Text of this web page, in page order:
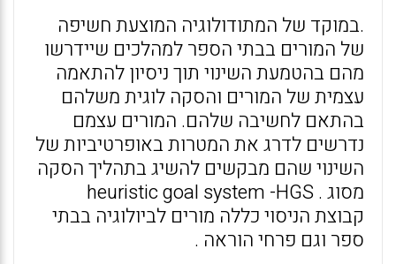
.במוקד של המתודולוגיה המוצעת חשיפה
של המורים בבתי הספר למהלכים שיידרשו
מהם בהטמעת השינוי תוך ניסיון להתאמה
עצמית של המורים והסקה לוגית משלהם
בהתאם לחשיבה שלהם. המורים עצמם
נדרשים לדרג את המטרות באופרטיביות של
השינוי שהם מבקשים להשיג בתהליך הסקה
מסוג . heuristic goal system -HGS
קבוצת הניסוי כללה מורים לביולוגיה בבתי
ספר וגם פרחי הוראה .